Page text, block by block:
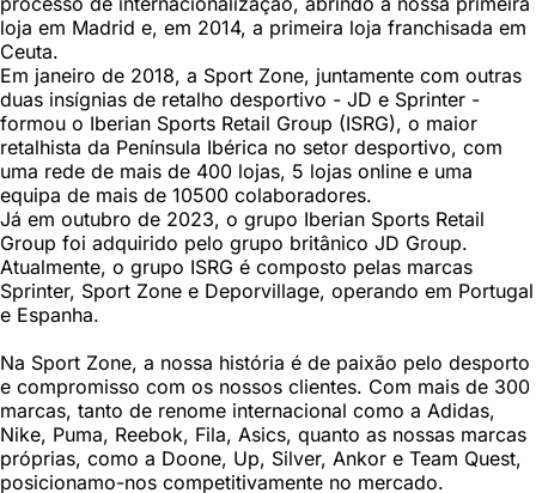
loja em Madrid e, em 2014, a primeira loja franchisada em
Ceuta.
Em janeiro de 2018, a Sport Zone, juntamente com outras
duas insígnias de retalho desportivo - JD e Sprinter -
formou o Iberian Sports Retail Group (ISRG), o maior
retalhista da Península Ibérica no setor desportivo, com
uma rede de mais de 400 lojas, 5 lojas online e uma
equipa de mais de 10500 colaboradores.
Já em outubro de 2023, o grupo Iberian Sports Retail
Group foi adquirido pelo grupo britânico JD Group.
Atualmente, o grupo ISRG é composto pelas marcas
Sprinter, Sport Zone e Deporvillage, operando em Portugal
e Espanha.
Na Sport Zone, a nossa história é de paixão pelo desporto
e compromisso com os nossos clientes. Com mais de 300
marcas, tanto de renome internacional como a Adidas,
Nike, Puma, Reebok, Fila, Asics, quanto as nossas marcas
próprias, como a Doone, Up, Silver, Ankor e Team Quest,
posicionamo-nos competitivamente no mercado.